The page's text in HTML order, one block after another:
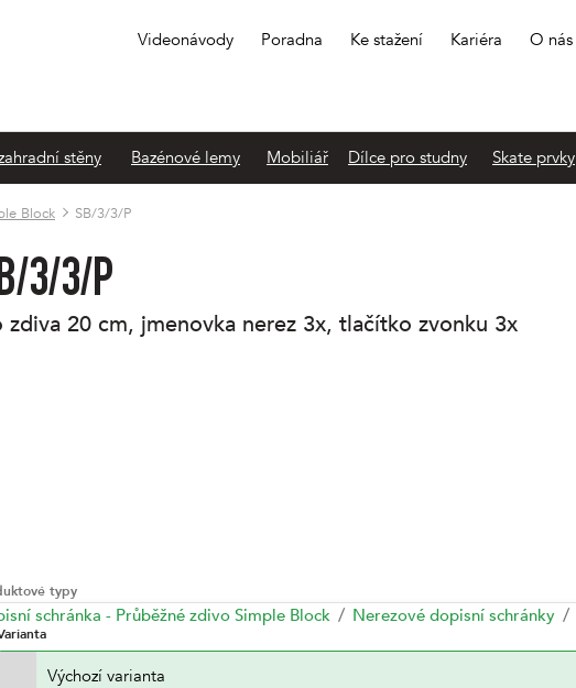
Videonávody Poradna Ke stažení Kariéra O nás
stěny Bazénové lemy Mobiliář Dílce pro studny Skate prvky
Block SB/3/3/P
3/3/P
zdiva 20 cm, jmenovka nerez 3x, tlačítko zvonku 3x
typy
schránka - Průběžné zdivo Simple Block Nerezové dopisní schránky
Výchozí varianta